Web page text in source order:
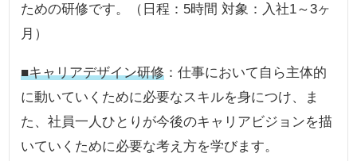
ための研修です。（日程：5時間 対象：入社1～3ヶ
月）
■キャリアデザイン研修 ：仕事において自ら主体的
に動いていくために必要なスキルを身につけ、ま
た、社員一人ひとりが今後のキャリアビジョンを描
いていくために必要な考え方を学びます。